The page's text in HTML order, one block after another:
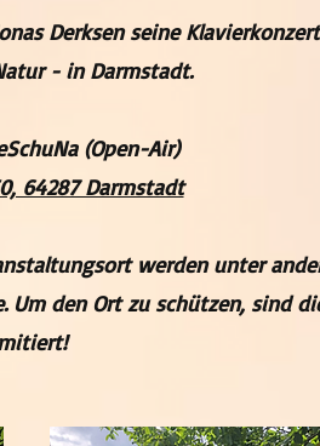
Derksen seine
- in Darmstadt.
(Open-Air)
64287 Darmstadt
werden unter
Um den Ort zu schützen, sind